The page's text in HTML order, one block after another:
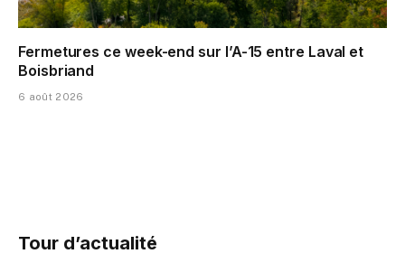
Fermetures ce week-end sur l’A-15 entre Laval et
Boisbriand
6 août 2026
Tour d’actualité